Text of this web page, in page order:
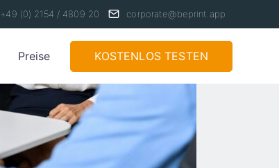
+49 (0) 2154 / 4809 20 corporate@beprint.app
Preise KOSTENLOS TESTEN